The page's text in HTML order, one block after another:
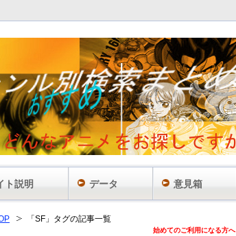
「SF」タグの記事一覧
始めてのご利用になる方へ
ト説明 データ 意見箱